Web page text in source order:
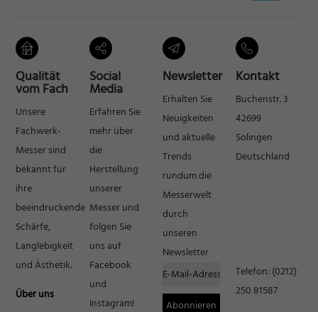
Qualität
vom Fach
Unsere
Fachwerk-
Messer sind
bekannt für
ihre
beeindruckende
Schärfe,
Langlebigkeit
und Ästhetik.
Über uns
Social
Media
Erfahren Sie
mehr über
die
Herstellung
unserer
Messer und
folgen Sie
uns auf
Facebook
und
Instagram!
Newsletter
Erhalten Sie
Neuigkeiten
und aktuelle
Trends
rundum die
Messerwelt
durch
unseren
Newsletter
Kontakt
Buchenstr. 3
42699
Solingen
Deutschland
Telefon: (0212)
250 81587
werden, bedarf der Zugriff auf diese Inhalte keiner manuellen Einwilligung
mehr.